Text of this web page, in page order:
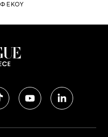
ΦΕΚΟΥ